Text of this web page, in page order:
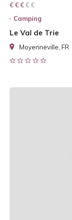
€ € € € €
€ € €
Camping
Le Val de Trie
Moyenneville, FR